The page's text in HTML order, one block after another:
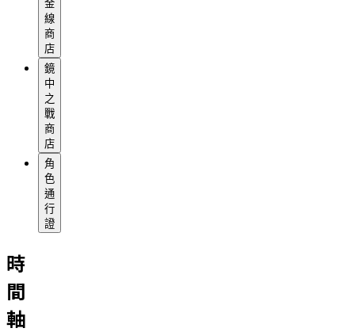
金
線
商
店
鏡
中
之
戰
商
店
角
色
通
行
證
時
間
軸